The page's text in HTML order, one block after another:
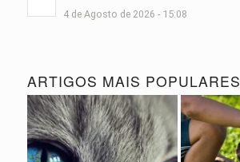
4 de Agosto de 2026 - 15:08
ARTIGOS MAIS POPULARES